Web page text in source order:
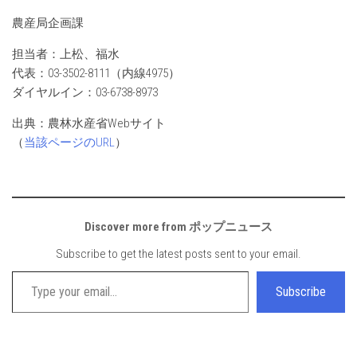
農産局企画課
担当者：上松、福水
代表：03-3502-8111（内線4975）
ダイヤルイン：03-6738-8973
出典：農林水産省Webサイト
（当該ページのURL）
Discover more from ポップニュース
Subscribe to get the latest posts sent to your email.
Type your email…
Subscribe